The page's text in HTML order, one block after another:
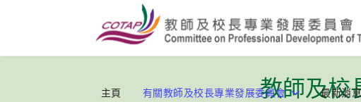
主頁 有關教師及校長專業發展委員會 最新消息
教師及校